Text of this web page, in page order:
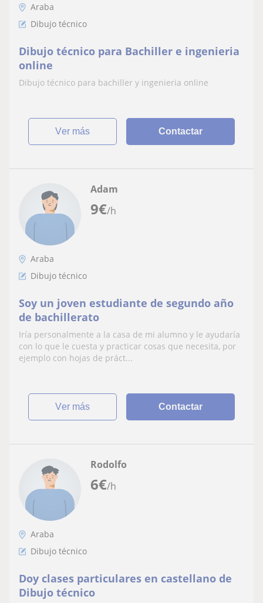
Araba
Dibujo técnico
Dibujo técnico para Bachiller e ingenieria
online
Dibujo técnico para bachiller y ingenieria online
ver más Contactar
9€/h
Adam
Araba
Dibujo técnico
Soy un joven estudiante de segundo año
de bachillerato
Iría personalmente a la casa de mi alumno y le ayudaría
con lo que le cuesta y practicar cosas que necesita, por
ejemplo con hojas de práct...
ver más Contactar
6€/h
Rodolfo
Araba
Dibujo técnico
Doy clases particulares en castellano de
Dibujo técnico